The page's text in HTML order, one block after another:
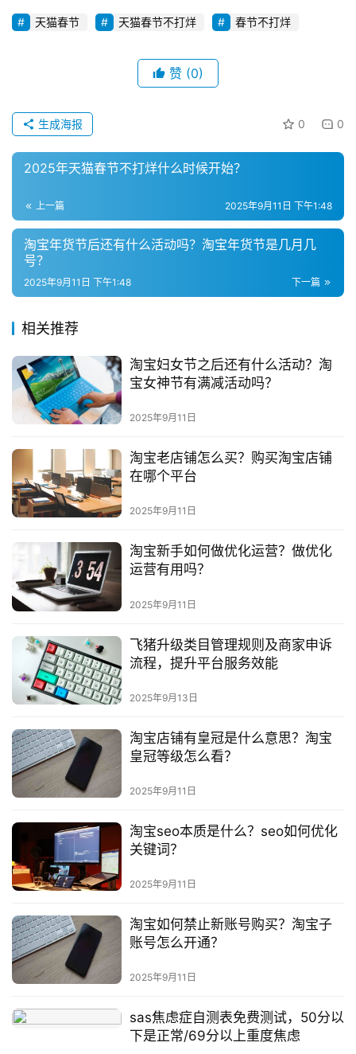
广
群
问
区
天猫春节 天猫春节不打烊 春节不打烊
赞 (0)
0 0
生成海报
2025年天猫春节不打烊什么时候开始？
上一篇 2025年9月11日 下午1:48
淘宝年货节后还有什么活动吗？淘宝年货节是几月几
号？
下一篇
2025年9月11日 下午1:48
相关推荐
淘宝妇女节之后还有什么活动？淘
宝女神节有满减活动吗？
2025年9月11日
淘宝老店铺怎么买？购买淘宝店铺
在哪个平台
2025年9月11日
淘宝新手如何做优化运营？做优化
运营有用吗？
2025年9月11日
飞猪升级类目管理规则及商家申诉
流程，提升平台服务效能
2025年9月13日
淘宝店铺有皇冠是什么意思？淘宝
皇冠等级怎么看？
2025年9月11日
淘宝seo本质是什么？seo如何优化
关键词？
2025年9月11日
淘宝如何禁止新账号购买？淘宝子
账号怎么开通？
2025年9月11日
sas焦虑症自测表免费测试，50分以
下是正常/69分以上重度焦虑